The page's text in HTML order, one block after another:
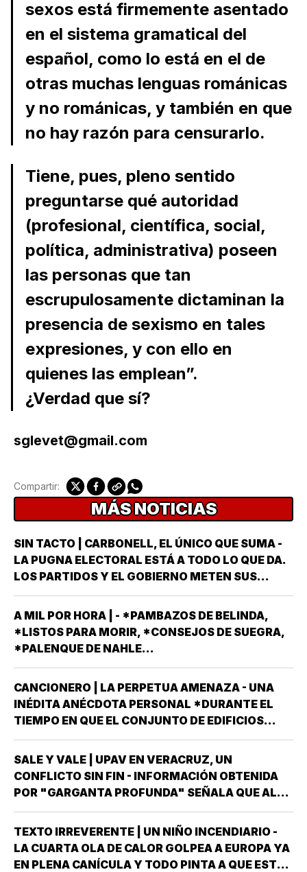
sexos está firmemente asentado
en el sistema gramatical del
español, como lo está en el de
otras muchas lenguas románicas
y no románicas, y también en que
no hay razón para censurarlo.
Tiene, pues, pleno sentido
preguntarse qué autoridad
(profesional, científica, social,
política, administrativa) poseen
las personas que tan
escrupulosamente dictaminan la
presencia de sexismo en tales
expresiones, y con ello en
quienes las emplean”.
¿Verdad que sí?
sglevet@gmail.com
Compartir:
MÁS NOTICIAS
SIN TACTO | CARBONELL, EL ÚNICO QUE SUMA -
LA PUGNA ELECTORAL ESTÁ A TODO LO QUE DA.
LOS PARTIDOS Y EL GOBIERNO METEN SUS
ARMAS MÁS AFILADAS CON LA VISTA PUESTA EN
LA JORNADA DEL DOMINGO 6 DE JUNIO DEL AÑO
ENTRANTE *EL PROCESO ELECTORAL PARA
ELEGIR…
A MIL POR HORA | - *PAMBAZOS DE BELINDA,
*LISTOS PARA MORIR, *CONSEJOS DE SUEGRA,
*PALENQUE DE NAHLE...
CANCIONERO | LA PERPETUA AMENAZA - UNA
INÉDITA ANÉCDOTA PERSONAL *DURANTE EL
TIEMPO EN QUE EL CONJUNTO DE EDIFICIOS
LLAMADO LOS PINOS FUE RESIDENCIA OFICIAL
DEL PRESIDENTE DE MÉXICO, ESTUVE AHÍ
SOLAMENTE CUATRO VECES, TRES DE ELLAS EN
CALIDAD DE…
SALE Y VALE | UPAV EN VERACRUZ, UN
CONFLICTO SIN FIN - INFORMACIÓN OBTENIDA
POR "GARGANTA PROFUNDA" SEÑALA QUE AL
GOBIERNO DEL ESTADO *ESTÁ A PUNTO DE
"REVENTARLE" EL TEMA DE LA UNIVERSIDAD
POPULAR AUTÓNOMA DE VERACRUZ (UPAV) EN
LAS MANOS *Y NO ES…
TEXTO IRREVERENTE | UN NIÑO INCENDIARIO -
LA CUARTA OLA DE CALOR GOLPEA A EUROPA YA
EN PLENA CANÍCULA Y TODO PINTA A QUE ESTE